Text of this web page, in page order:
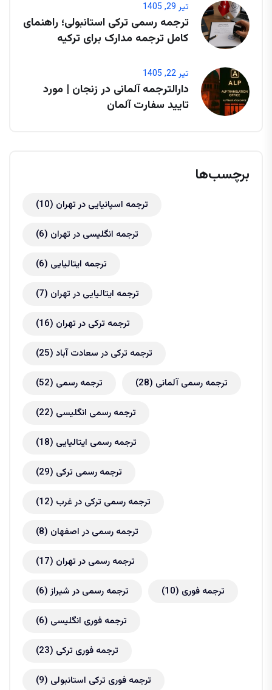
تیر 29, 1405
ترجمه رسمی ترکی استانبولی؛ راهنمای
کامل ترجمه مدارک برای ترکیه
تیر 22, 1405
دارالترجمه آلمانی در زنجان | مورد
تایید سفارت آلمان
برچسب‌ها
ترجمه اسپانیایی در تهران (10)
ترجمه انگلیسی در تهران (6)
ترجمه ایتالیایی (6)
ترجمه ایتالیایی در تهران (7)
ترجمه ترکی در تهران (16)
ترجمه ترکی در سعادت آباد (25)
ترجمه رسمی (52) ترجمه رسمی آلمانی (28)
ترجمه رسمی انگلیسی (22)
ترجمه رسمی ایتالیایی (18)
ترجمه رسمی ترکی (29)
ترجمه رسمی ترکی در غرب (12)
ترجمه رسمی در اصفهان (8)
ترجمه رسمی در تهران (17)
ترجمه رسمی در شیراز(6) ترجمه فوری (10)
ترجمه فوری انگلیسی (6)
ترجمه فوری ترکی (23)
ترجمه فوری ترکی استانبولی (9)